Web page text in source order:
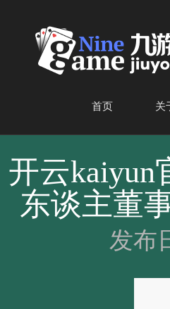
首页 关
开云kaiyun
东谈主董
发布